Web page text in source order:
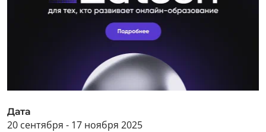
Дата
20 сентября - 17 ноября 2025